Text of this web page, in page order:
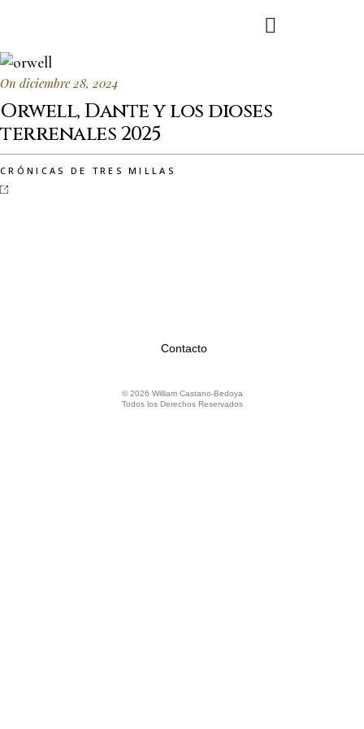
On diciembre 28, 2024
Orwell, Dante y los dioses
terrenales 2025
CRÓNICAS DE TRES MILLAS
Contacto
© 2026 William Castano-Bedoya
Todos los Derechos Reservados